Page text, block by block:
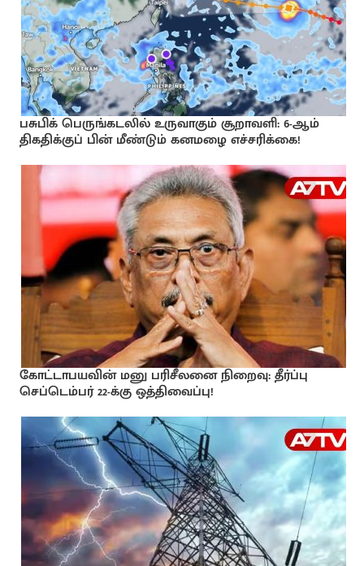
பசுபிக் பெருங்கடலில் உருவாகும் சூறாவளி: 6-ஆம்
திகதிக்குப் பின் மீண்டும் கனமழை எச்சரிக்கை!
கோட்டாபயவின் மனு பரிசீலனை நிறைவு: தீர்ப்பு
செப்டெம்பர் 22-க்கு ஒத்திவைப்பு!